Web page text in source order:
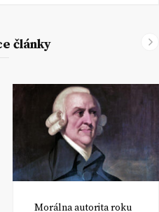
články
Morálna autorita roku